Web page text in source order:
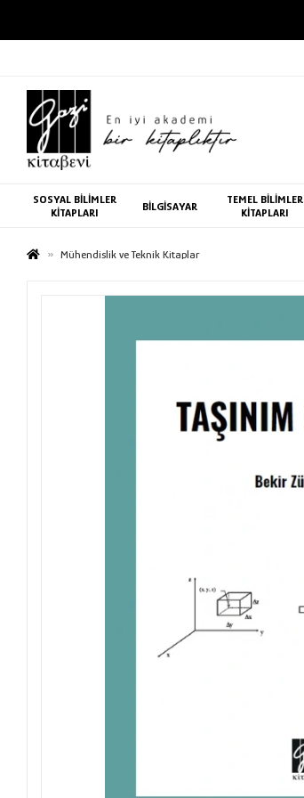
SOSYAL BİLİMLER
KİTAPLARI
BİLGİSAYAR
TEMEL BİLİMLER
KİTAPLARI
Mühendislik ve Teknik Kitaplar